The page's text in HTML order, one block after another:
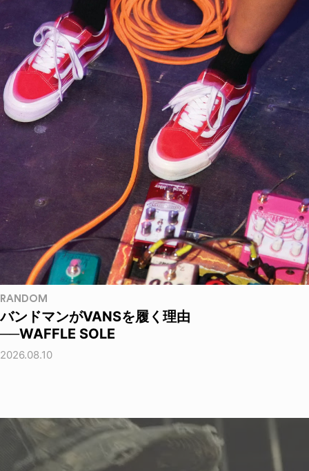
RANDOM
バンドマンがVANSを履く理由
──WAFFLE SOLE
2026.08.10